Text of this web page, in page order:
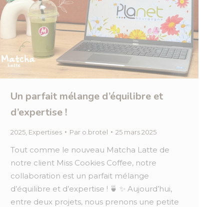
Un parfait mélange d’équilibre et
d’expertise !
2025 Expertises Par o.brotel 25 mars 2025
Tout comme le nouveau Matcha Latte de
notre client Miss Cookies Coffee, notre
collaboration est un parfait mélange
d’équilibre et d’expertise ! 🍵 ✨ Aujourd’hui,
entre deux projets, nous prenons une petite